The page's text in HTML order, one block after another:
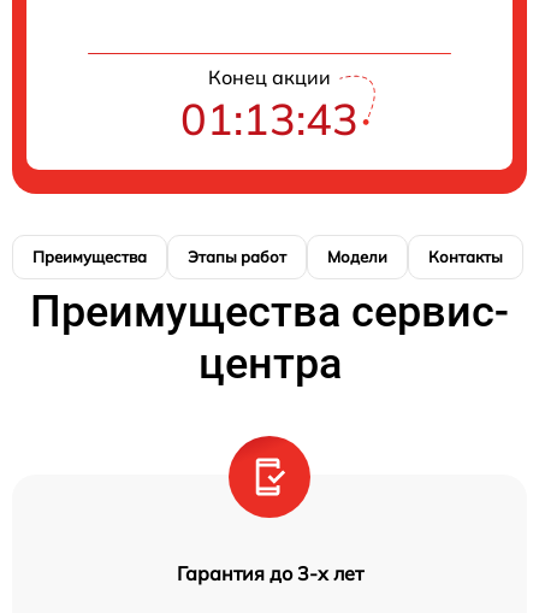
Конец акции
01:13:43
Преимущества Этапы работ Модели Контакты
Преимущества сервис-
центра
Гарантия до 3-х лет